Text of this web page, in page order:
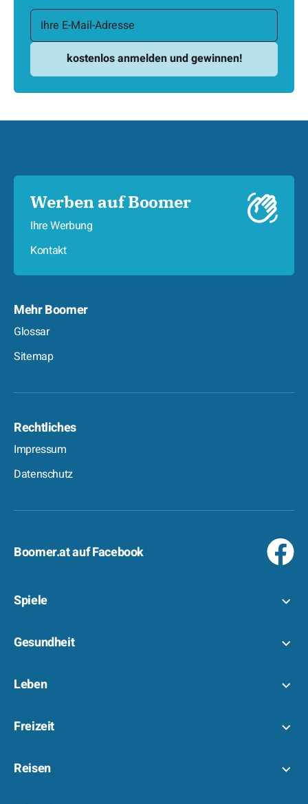
Werben auf Boomer
Ihre Werbung
Kontakt
Mehr Boomer
Glossar
Sitemap
Rechtliches
Impressum
Datenschutz
Boomer.at auf Facebook
Spiele
Gesundheit
Leben
Freizeit
Reisen